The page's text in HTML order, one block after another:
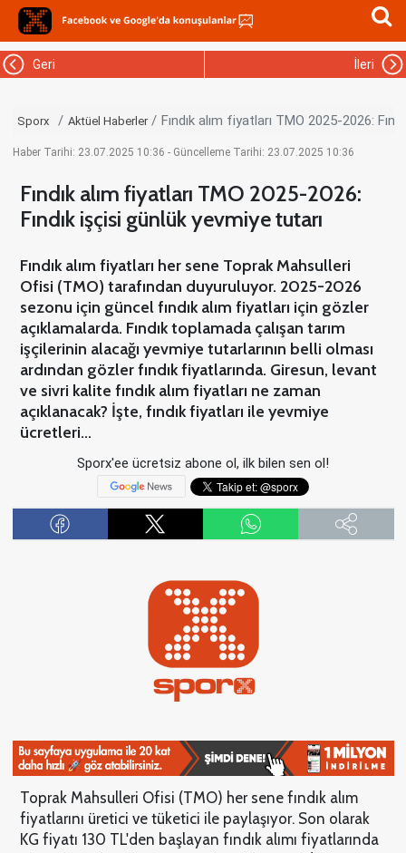
Geri İleri
Sporx Aktüel Haberler Fındık alım fiyatları TMO 2025-2026:
Haber Tarihi: 23.07.2025 10:36 - Güncelleme Tarihi: 23.07.2025 10:36
Fındık alım fiyatları TMO 2025-2026:
Fındık işçisi günlük yevmiye tutarı
Fındık alım fiyatları her sene Toprak Mahsulleri
Ofisi (TMO) tarafından duyuruluyor. 2025-2026
sezonu için güncel fındık alım fiyatları için gözler
açıklamalarda. Fındık toplamada çalışan tarım
işçilerinin alacağı yevmiye tutarlarının belli olması
ardından gözler fındık fiyatlarında. Giresun, levant
ve sivri kalite fındık alım fiyatları ne zaman
açıklanacak? İşte, fındık fiyatları ile yevmiye
ücretleri...
Sporx'ee ücretsiz abone ol, ilk bilen sen ol!
Toprak Mahsulleri Ofisi (TMO) her sene fındık alım
fiyatlarını üretici ve tüketici ile paylaşıyor. Son olarak
KG fiyatı 130 TL'den başlayan fındık alımı fiyatlarında